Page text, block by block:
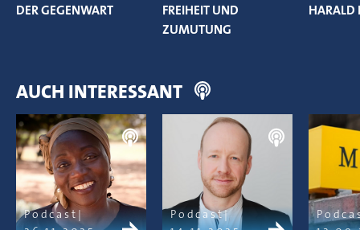
DER GEGENWART
FREIHEIT UND
ZUMUTUNG
HARALD
AUCH INTERESSANT
Podcast
Podcast